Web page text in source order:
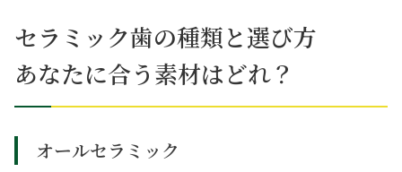
セラミック歯の種類と選び方
あなたに合う素材はどれ？
オールセラミック